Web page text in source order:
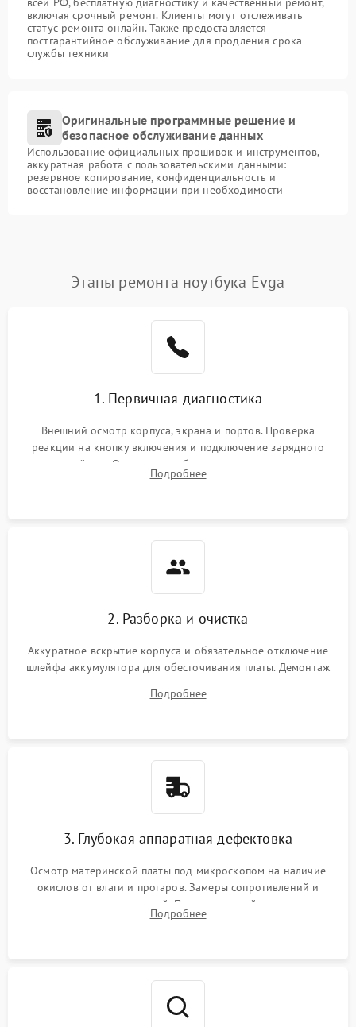
включая срочный ремонт. Клиенты могут отслеживать
статус ремонта онлайн. Также предоставляется
постгарантийное обслуживание для продления срока
службы техники
Оригинальные программные решение и
безопасное обслуживание данных
Использование официальных прошивок и инструментов,
аккуратная работа с пользовательскими данными:
резервное копирование, конфиденциальность и
восстановление информации при необходимости
Этапы ремонта ноутбука Evga
1. Первичная диагностика
Внешний осмотр корпуса, экрана и портов. Проверка
реакции на кнопку включения и подключение зарядного
устройства. Оценка потребления тока с помощью
лабораторного блока питания для локализации проблемы.
Подробнее
2. Разборка и очистка
Аккуратное вскрытие корпуса и обязательное отключение
шлейфа аккумулятора для обесточивания платы. Демонтаж
высохшей термопасты с кристаллов чипов.
Подробнее
3. Глубокая аппаратная дефектовка
Осмотр материнской платы под микроскопом на наличие
окислов от влаги и прогаров. Замеры сопротивлений и
дежурных напряжений. Проверка цепей питания,
мультиконтроллера, процессора и видеочипа.
Подробнее